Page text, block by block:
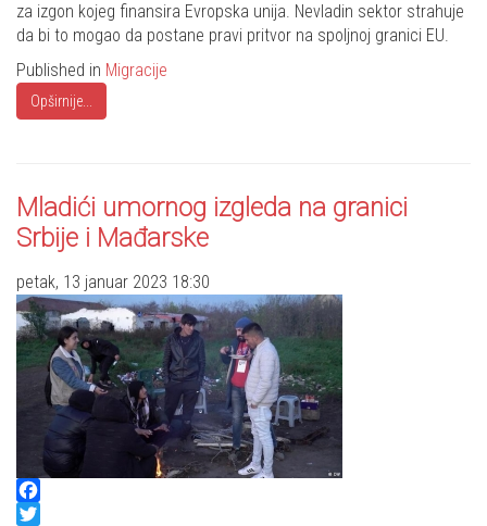
za izgon kojeg finansira Evropska unija. Nevladin sektor strahuje
da bi to mogao da postane pravi pritvor na spoljnoj granici EU.
Published in Migracije
Opširnije...
Mladići umornog izgleda na granici
Srbije i Mađarske
petak, 13 januar 2023 18:30
Facebook